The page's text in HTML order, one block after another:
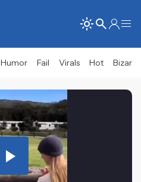
Humor Fail Virals Hot Bizar
Play